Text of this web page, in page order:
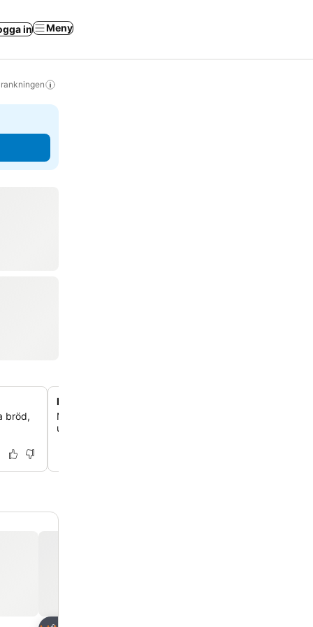
in Meny
bröd,
Panoramautsikt över Nilen
Många rum och lägenheter har privata balkonger med
utsikt över den legendariska Nilen och Elephantine